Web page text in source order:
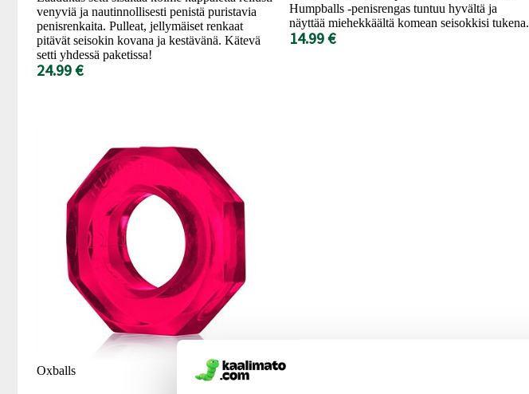
venyviä ja nautinnollisesti penistä puristavia
penisrenkaita. Pulleat, jellymäiset renkaat
pitävät seisokin kovana ja kestävänä. Kätevä
setti yhdessä paketissa!
24.99 €
Humpballs -penisrengas tuntuu hyvältä ja
näyttää miehekkäältä komean seisokkisi tukena.
14.99 €
Oxballs